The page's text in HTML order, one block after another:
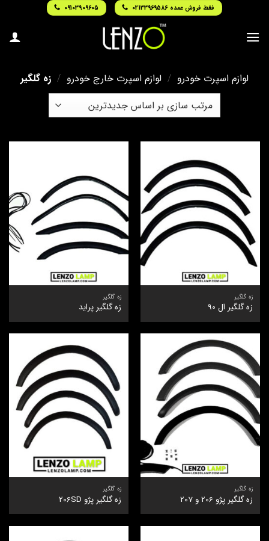
content
فقط فروش عمده 02133969586 09103909605
لوازم اسپرت خودرو / لوازم اسپرت خارج خودرو / زه گلگیر
زه گلگیر
زه گلگیر ال 90
زه گلگیر
زه گلگیر پراید
زه گلگیر
زه گلگیر پژو 206 و 207
زه گلگیر
زه گلگیر پژو 206SD